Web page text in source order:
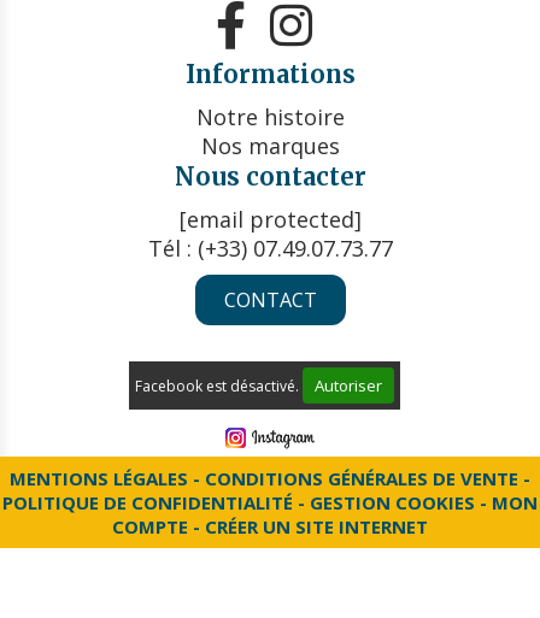
 
Informations
Notre histoire
Nos marques
Nous contacter
[email protected]
Tél : (+33) 07.49.07.73.77
CONTACT
Facebook est désactivé. Autoriser
MENTIONS LÉGALES
CONDITIONS GÉNÉRALES DE VENTE
POLITIQUE DE CONFIDENTIALITÉ
GESTION COOKIES
MON
COMPTE
CRÉER UN SITE INTERNET